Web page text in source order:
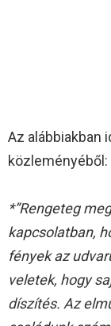
Az alábbiakban
közleményéből:
*”Rengeteg
kapcsolatban,
fények az
veletek, hogy
díszítés. Az